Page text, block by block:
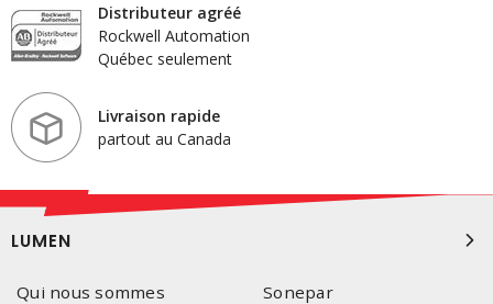
Distributeur agréé
Rockwell Automation
Québec seulement
Livraison rapide
partout au Canada
LUMEN
Qui nous sommes
Sonepar